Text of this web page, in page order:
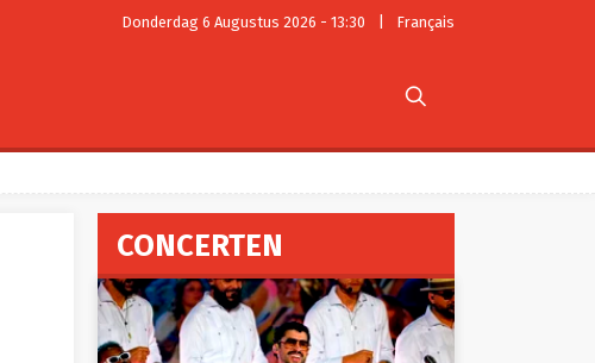
Donderdag 6 Augustus 2026 - 13:30 Français

CONCERTEN